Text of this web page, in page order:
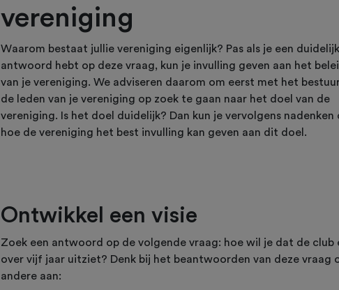
vereniging
Waarom bestaat jullie vereniging eigenlijk? Pas als je een duidelijk
antwoord hebt op deze vraag, kun je invulling geven aan het
van je vereniging. We adviseren daarom om eerst met het
de leden van je vereniging op zoek te gaan naar het doel van de
vereniging. Is het doel duidelijk? Dan kun je vervolgens nadenken
hoe de vereniging het best invulling kan geven aan dit doel.
Ontwikkel een visie
Zoek een antwoord op de volgende vraag: hoe wil je dat de club
over vijf jaar uitziet? Denk bij het beantwoorden van deze vraag
andere aan: